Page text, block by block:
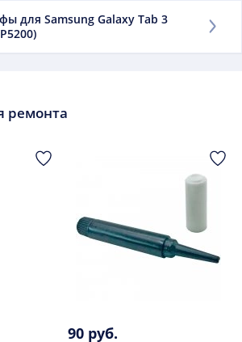
для Samsung Galaxy Tab 3
ремонта
90 руб.